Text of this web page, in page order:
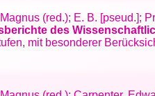
(red.); E. B. [pseud.];
des
mit besonderer